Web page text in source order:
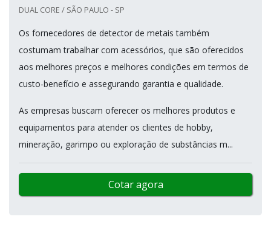
DUAL CORE / SÃO PAULO - SP
Os fornecedores de detector de metais também
costumam trabalhar com acessórios, que são oferecidos
aos melhores preços e melhores condições em termos de
custo-benefício e assegurando garantia e qualidade.
As empresas buscam oferecer os melhores produtos e
equipamentos para atender os clientes de hobby,
mineração, garimpo ou exploração de substâncias m...
Cotar agora